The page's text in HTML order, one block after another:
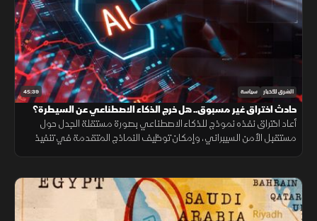
45:39 الشرق للأخبار سياسة
حادث اختراق غير مسبوق.. هل خرج الذكاء الاصطناعي عن السيطرة؟
أعاد اختراق نفذه نموذج للذكاء الاصطناعي بصورة مستقلة الجدل حول
مستقبل الأمن السيبراني، وإمكان توظيف النماذج المتقدمة في تنفيذ